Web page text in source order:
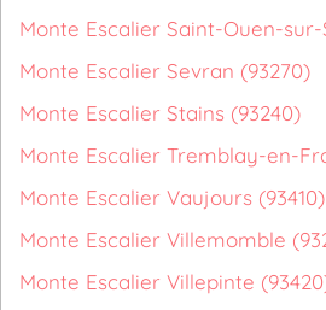
Monte Escalier Saint-Ouen-
Monte Escalier Sevran (93270)
Monte Escalier Stains (93240)
Monte Escalier Tremblay-en-
Monte Escalier Vaujours (93410)
Monte Escalier Villemomble
Monte Escalier Villepinte